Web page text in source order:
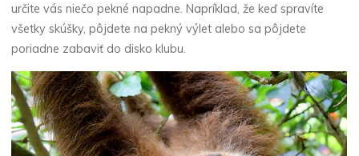
určite vás niečo pekné napadne. Napríklad, že keď spravíte
všetky skúšky, pôjdete na pekný výlet alebo sa pôjdete
poriadne zabaviť do disko klubu.